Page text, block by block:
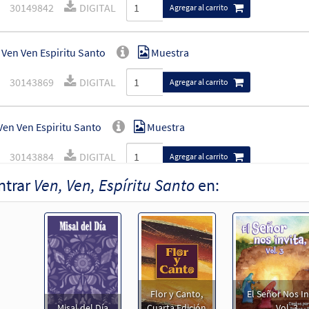
30149842 DIGITAL Agregar al carrito
Ven Ven Espiritu Santo Muestra
30143869 DIGITAL Agregar al carrito
Ven Espiritu Santo Muestra
30143884 DIGITAL Agregar al carrito
Espíritu Santo [Acompañamiento Guitarra - Descargue]
Spanish Missal Accompaniment Books
30149843 DIGITAL Agregar al carrito
Ven, Espíritu Santo [Letra y Acordes – Descargue] Muestra
Ven, Ven, Espíritu Santoen:
Flor y Canto,
El Señor Nos